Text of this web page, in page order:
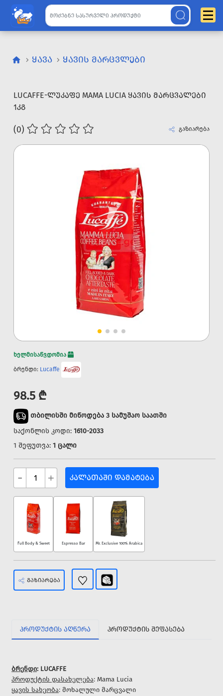
ᲧᲐᲕᲐ ᲧᲐᲕᲘᲡ ᲛᲐᲠᲪᲕᲚᲔᲑᲘ
LUCAFFE-ᲚᲣᲙᲐᲤᲔ MAMA LUCIA ᲧᲐᲕᲘᲡ ᲛᲐᲠᲪᲕᲐᲚᲔᲑᲘ
1ᲙᲒ
(0) გაზიარება
ხელმისაწვდომია
ბრენდი: Lucaffe
98.5 ₾
თბილისში მიწოდება 3 სამუშაო საათში
საქონლის კოდი: 1610-2033
1 შეფუთვა: 1 ცალი
- + ᲙᲐᲚᲐᲗᲐᲨᲘ ᲓᲐᲛᲐᲢᲔᲑᲐ
Full Body & Sweet Espresso Bar Mr. Exclusive 100% Arabica
ᲒᲐᲖᲘᲐᲠᲔᲑᲐ
ᲞᲠᲝᲓᲣᲥᲢᲘᲡ ᲐᲦᲬᲔᲠᲐ ᲞᲠᲝᲓᲣᲥᲢᲘᲡ ᲨᲔᲤᲐᲡᲔᲑᲐ
ბრენდი: LUCAFFE
პროდუქტის დასახელება: Mama Lucia
ყავის სახეობა: მოხალული მარცვალი